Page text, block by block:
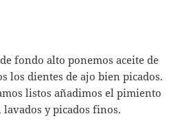
fondo alto ponemos aceite de
los dientes de ajo bien picados.
listos añadimos el pimiento
y picados finos.